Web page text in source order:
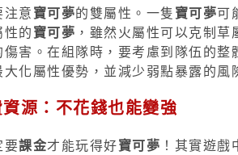
意寶可夢的雙屬性。一隻寶可夢可
的寶可夢 ，雖然火屬性可以克制
傷害。在組隊時，要考慮到隊伍的
大化屬性優勢，並減少弱點暴露的
源：不花錢也能變強
要課金才能玩得好寶可夢 ！其實遊